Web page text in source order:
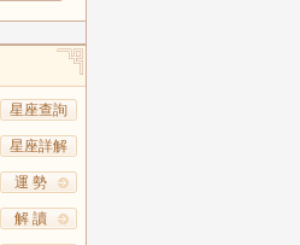
星座查詢
星座詳解
運 勢
解 讀